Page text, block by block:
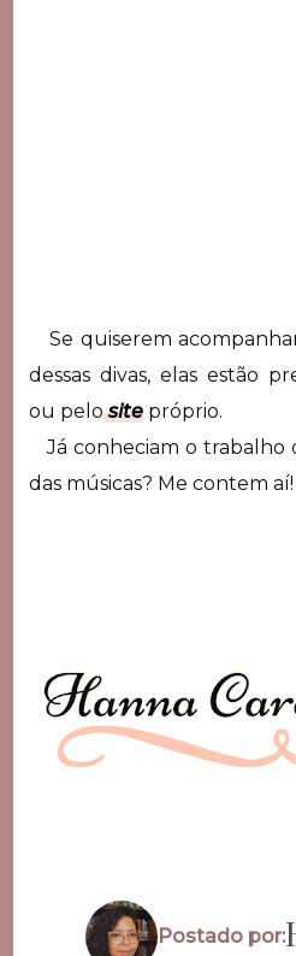
Se quiserem
dessas divas, elas estão
ou pelositepróprio.
Já conheciam o trabalho
das músicas? Me contem aí!
Postado por: